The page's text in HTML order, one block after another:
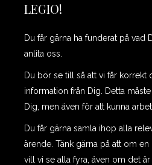
LEGIO!
Du får gärna ha funderat på vad
anlita oss.
Du bör se till så att vi får korrekt
information från Dig. Detta
Dig, men även för att kunna
Du får gärna samla ihop alla
ärende. Tänk gärna på att om
vill vi se alla fyra, även om det